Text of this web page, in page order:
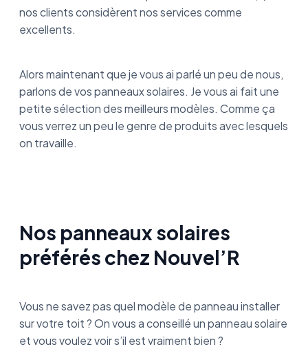
nos clients considèrent nos services comme
excellents.
Alors maintenant que je vous ai parlé un peu de nous,
parlons de vos panneaux solaires. Je vous ai fait une
petite sélection des meilleurs modèles. Comme ça
vous verrez un peu le genre de produits avec lesquels
on travaille.
Nos panneaux solaires
préférés chez Nouvel’R
Vous ne savez pas quel modèle de panneau installer
sur votre toit ? On vous a conseillé un panneau solaire
et vous voulez voir s’il est vraiment bien ?